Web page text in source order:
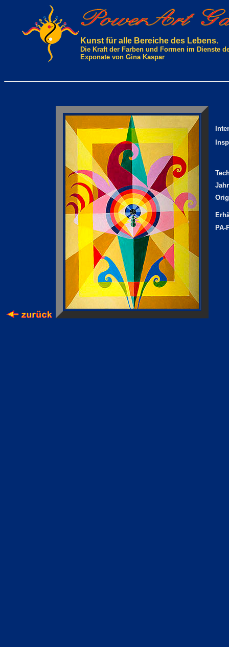
Kunst für alle Bereiche des Lebens.
Die Kraft der Farben und Formen im Dienste
Exponate von Gina Kaspar
Jahr
PA-